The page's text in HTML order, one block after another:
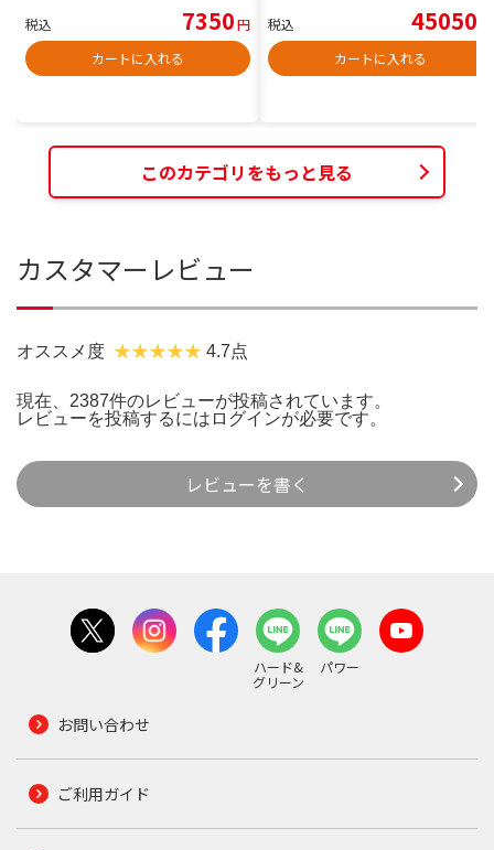
税込 7350円
カートに入れる
税込 45050
カートに入れる
このカテゴリをもっと見る
カスタマーレビュー
オススメ度 4.7点
現在、2387件のレビューが投稿されています。
レビューを投稿するには ログインが必要です。
レビューを書く
ハード&
グリーン
パワー
お問い合わせ
ご利用ガイド